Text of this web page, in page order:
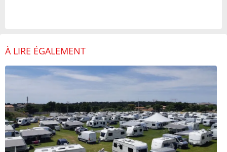
À LIRE ÉGALEMENT